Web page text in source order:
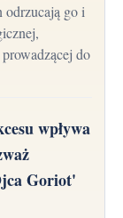
go i
do
wpływa
Goriot'